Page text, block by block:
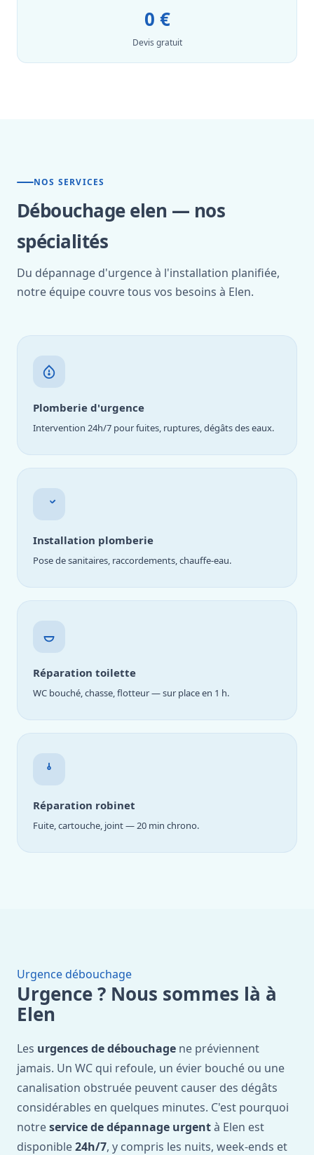
0 €
Devis gratuit
NOS SERVICES
Débouchage elen — nos
spécialités
Du dépannage d'urgence à l'installation planifiée,
notre équipe couvre tous vos besoins à Elen.
Plomberie d'urgence
Intervention 24h/7 pour fuites, ruptures, dégâts des eaux.
Installation plomberie
Pose de sanitaires, raccordements, chauffe-eau.
Réparation toilette
WC bouché, chasse, flotteur — sur place en 1 h.
Réparation robinet
Fuite, cartouche, joint — 20 min chrono.
Urgence débouchage
Urgence ? Nous sommes là à
Elen
Les urgences de débouchage ne préviennent
jamais. Un WC qui refoule, un évier bouché ou une
canalisation obstruée peuvent causer des dégâts
considérables en quelques minutes. C'est pourquoi
notreservice de dépannage urgentà Elen est
disponible24h/7, y compris les nuits, week-ends et